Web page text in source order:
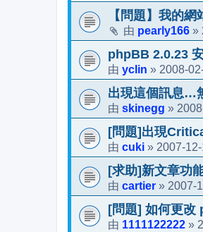
【問題】我的
由 pearly166 »
phpBB 2.0.23
由 yclin » 2008-
出現這個訊息…
由 skinegg »
[問題]出現
由 cuki » 2007-
[求助]新文章功
由 cartier » 2007-
[問題] 如何更改
由 1111122222 »